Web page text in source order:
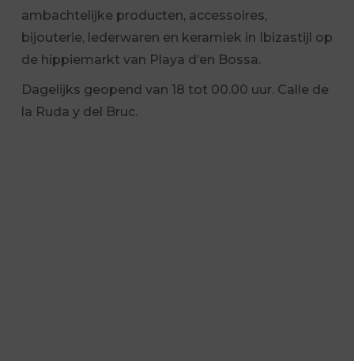
ambachtelijke producten, accessoires,
bijouterie, lederwaren en keramiek in Ibizastijl op
de hippiemarkt van Playa d’en Bossa.
Dagelijks geopend van 18 tot 00.00 uur. Calle de
la Ruda y del Bruc.